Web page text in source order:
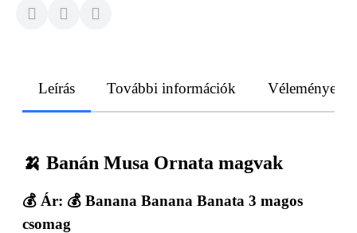
Leírás További információk Vélemények
🍌 Banán Musa Ornata magvak
💰 Ár: 💰 Banana Banana Banata 3 magos
csomag